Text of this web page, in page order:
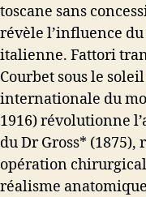
toscane sans
révèle l’influence
italienne. Fattori
Courbet sous le
internationale du
1916) révolutionne
du Dr Gross* (1875),
opération
réalisme